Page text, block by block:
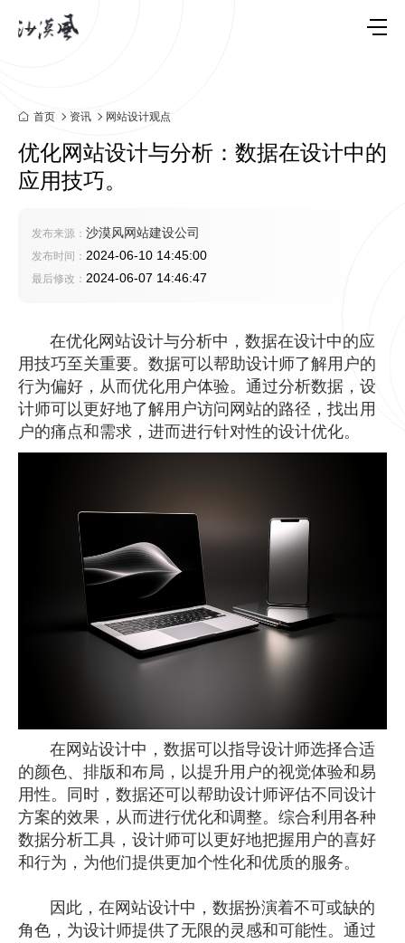
首页 资讯 网站设计观点
优化网站设计与分析：数据在设计中的
应用技巧。
发布来源： 沙漠风网站建设公司
发布时间： 2024-06-10 14:45:00
最后修改： 2024-06-07 14:46:47
在优化网站设计与分析中，数据在设计中的应
用技巧至关重要。数据可以帮助设计师了解用户的
行为偏好，从而优化用户体验。通过分析数据，设
计师可以更好地了解用户访问网站的路径，找出用
户的痛点和需求，进而进行针对性的设计优化。
在 网站设计中，数据可以指导设计师选择合适
的颜色、排版和布局，以提升用户的视觉体验和易
用性。同时，数据还可以帮助设计师评估不同设计
方案的效果，从而进行优化和调整。综合利用各种
数据分析工具，设计师可以更好地把握用户的喜好
和行为，为他们提供更加个性化和优质的服务。
因此，在 网站设计中，数据扮演着不可或缺的
角色，为设计师提供了无限的灵感和可能性。通过